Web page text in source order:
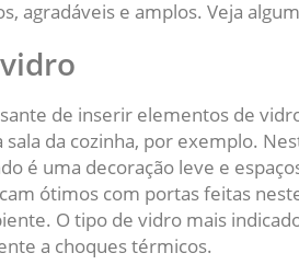
agradáveis e amplos. Veja
de inserir elementos de
sala da cozinha, por exemplo.
é uma decoração leve e
ótimos com portas feitas
O tipo de vidro mais
a choques térmicos.